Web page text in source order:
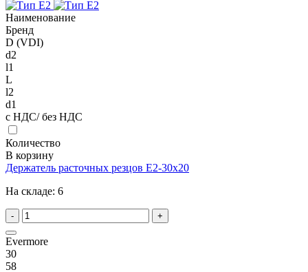
Наименование
Бренд
D (VDI)
d2
l1
L
l2
d1
с НДС/ без НДС
Количество
В корзину
Держатель расточных резцов E2-30x20
На складе: 6
- +
Evermore
30
58